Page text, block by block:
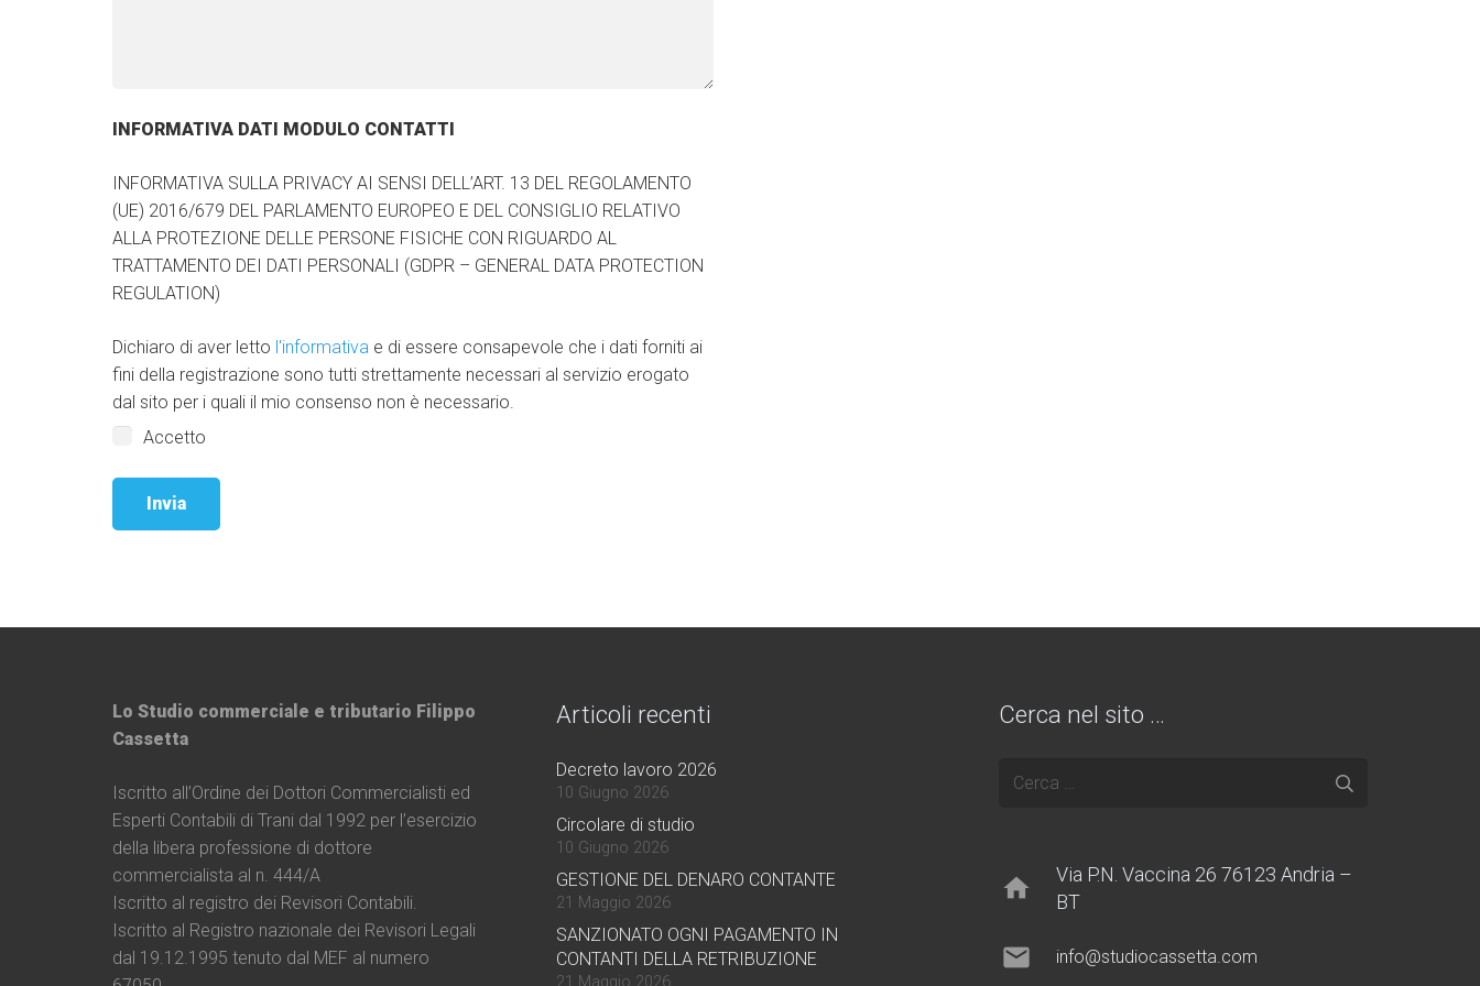
INFORMATIVA DATI MODULO CONTATTI
INFORMATIVA SULLA PRIVACY AI SENSI DELL’ART. 13 DEL REGOLAMENTO
(UE) 2016/679 DEL PARLAMENTO EUROPEO E DEL CONSIGLIO RELATIVO
ALLA PROTEZIONE DELLE PERSONE FISICHE CON RIGUARDO AL
TRATTAMENTO DEI DATI PERSONALI (GDPR – GENERAL DATA PROTECTION
REGULATION)
Dichiaro di aver letto l'informativa e di essere consapevole che i dati forniti ai
fini della registrazione sono tutti strettamente necessari al servizio erogato
dal sito per i quali il mio consenso non è necessario.
Accetto
Lo Studio commerciale e tributario Filippo
Cassetta
Iscritto all’Ordine dei Dottori Commercialisti ed
Esperti Contabili di Trani dal 1992 per l’esercizio
della libera professione di dottore
commercialista al n. 444/A
Iscritto al registro dei Revisori Contabili.
Iscritto al Registro nazionale dei Revisori Legali
dal 19.12.1995 tenuto dal MEF al numero
Articoli recenti
Decreto lavoro 2026
10 Giugno 2026
Circolare di studio
10 Giugno 2026
GESTIONE DEL DENARO CONTANTE
21 Maggio 2026
SANZIONATO OGNI PAGAMENTO IN
CONTANTI DELLA RETRIBUZIONE
Cerca nel sito …
Ricerca
home
Via P.N. Vaccina 26 76123 Andria –
BT
mail info@studiocassetta.com